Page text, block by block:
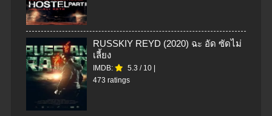
RUSSKIY REYD (2020) ฉะ อัด ซัดไม่
เลี้ยง
IMDB: 5.3 / 10
473 ratings